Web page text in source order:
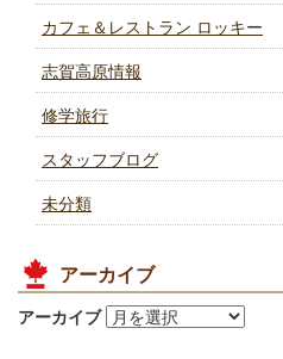
カフェ＆レストラン ロッキー
志賀高原情報
修学旅行
スタッフブログ
未分類
アーカイブ
アーカイブ